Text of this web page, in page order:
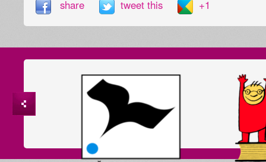
share tweet this +1